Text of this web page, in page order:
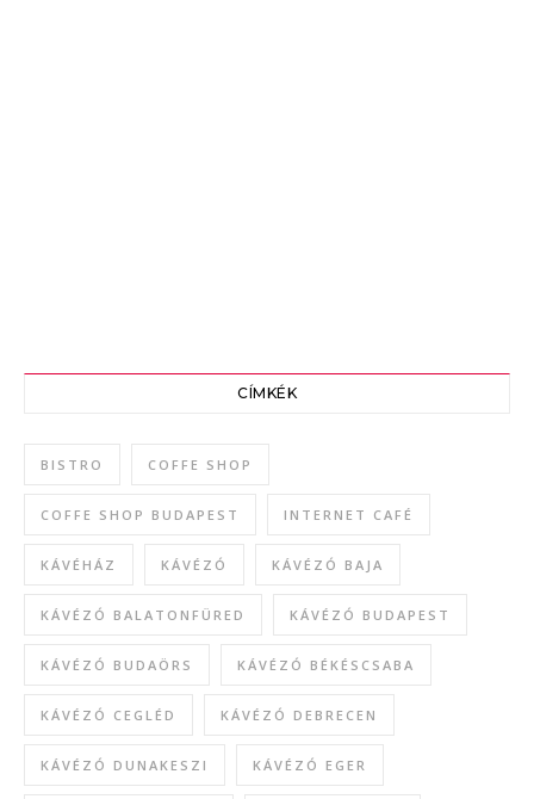
CÍMKÉK
BISTRO COFFE SHOP
COFFE SHOP BUDAPEST INTERNET CAFÉ
KÁVÉHÁZ KÁVÉZÓ KÁVÉZÓ BAJA
KÁVÉZÓ BALATONFÜRED KÁVÉZÓ BUDAPEST
KÁVÉZÓ BUDAÖRS KÁVÉZÓ BÉKÉSCSABA
KÁVÉZÓ CEGLÉD KÁVÉZÓ DEBRECEN
KÁVÉZÓ DUNAKESZI KÁVÉZÓ EGER